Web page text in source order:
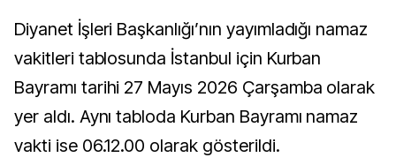
Diyanet İşleri Başkanlığı’nın yayımladığı namaz
vakitleri tablosunda İstanbul için Kurban
Bayramı tarihi 27 Mayıs 2026 Çarşamba olarak
yer aldı. Aynı tabloda Kurban Bayramı namaz
vakti ise 06.12.00 olarak gösterildi.